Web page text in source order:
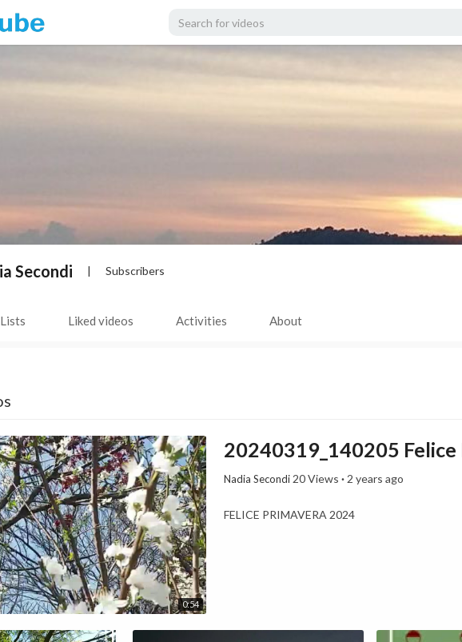
Secondi | Subscribers
Liked videos Activities About
0:54
20240319_140205
Nadia Secondi 20 Views · 2 years ago
FELICE PRIMAVERA 2024